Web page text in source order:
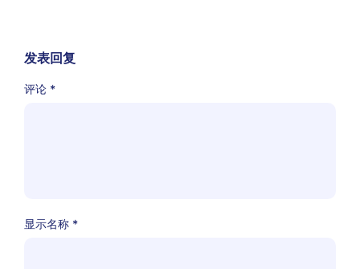
发表回复
评论 *
显示名称 *